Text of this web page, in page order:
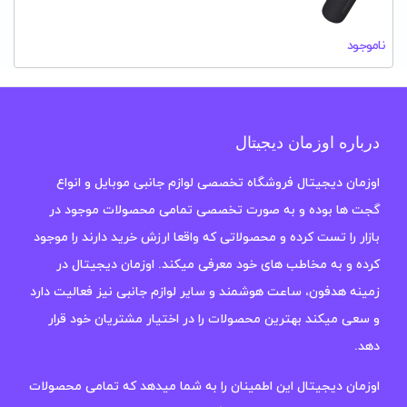
ناموجود
درباره اوزمان دیجیتال
اوزمان دیجیتال فروشگاه تخصصی لوازم جانبی موبایل و انواع
گجت ها بوده و به صورت تخصصی تمامی محصولات موجود در
بازار را تست کرده و محصولاتی که واقعا ارزش خرید دارند را موجود
کرده و به مخاطب های خود معرفی میکند. اوزمان دیجیتال در
زمینه هدفون، ساعت هوشمند و سایر لوازم جانبی نیز فعالیت دارد
و سعی میکند بهترین محصولات را در اختیار مشتریان خود قرار
دهد.
اوزمان دیجیتال این اطمینان را به شما میدهد که تمامی محصولات